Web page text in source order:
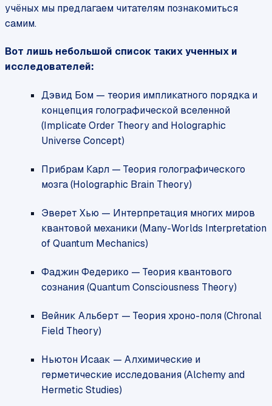
учёных мы предлагаем читателям познакомиться
самим.
Вот лишь небольшой список таких ученных и
исследователей:
Дэвид Бом — теория импликатного порядка и
концепция голографической вселенной
(Implicate Order Theory and Holographic
Universe Concept)
Прибрам Карл — Теория голографического
мозга (Holographic Brain Theory)
Эверет Хью — Интерпретация многих миров
квантовой механики (Many-Worlds Interpretation
of Quantum Mechanics)
Фаджин Федерико — Теория квантового
сознания (Quantum Consciousness Theory)
Вейник Альберт — Теория хроно-поля (Chronal
Field Theory)
Ньютон Исаак — Алхимические и
герметические исследования (Alchemy and
Hermetic Studies)